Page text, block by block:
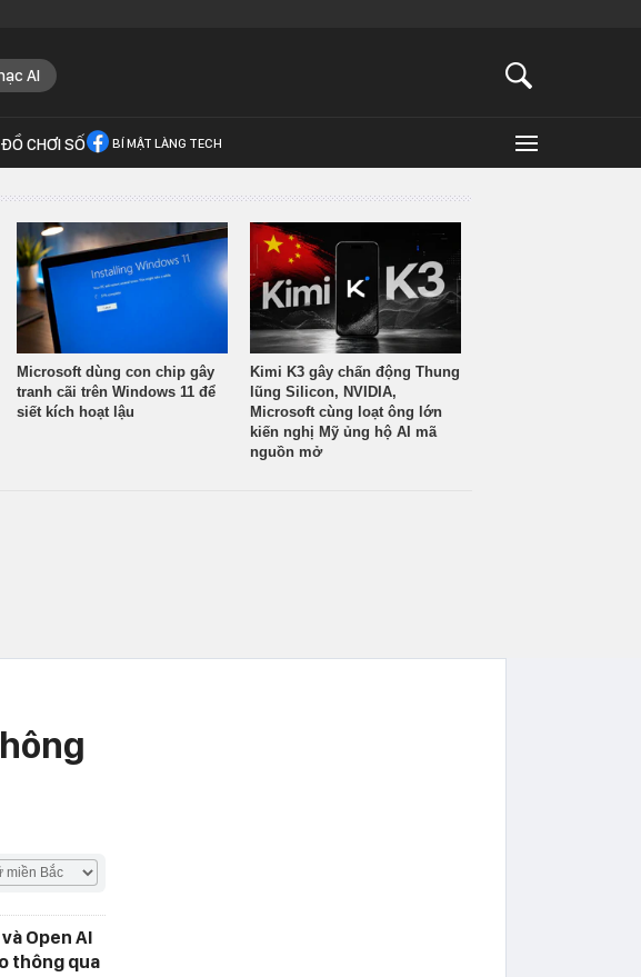
AI
ĐỒ CHƠI SỐ BÍ MẬT LÀNG TECH
Microsoft dùng con chip gây
tranh cãi trên Windows 11 để
siết kích hoạt lậu
Kimi K3 gây chấn động Thung
lũng Silicon, NVIDIA,
Microsoft cùng loạt ông lớn
kiến nghị Mỹ ủng hộ AI mã
nguồn mở
Open AI
thông qua